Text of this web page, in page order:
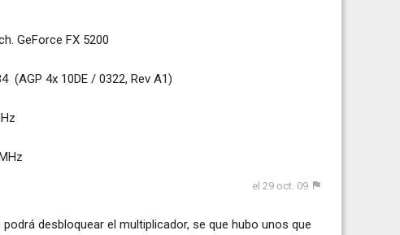
FX 5200
10DE / 0322, Rev A1)
el 29 oct. 09
desbloquear el multiplicador, se que hubo unos que